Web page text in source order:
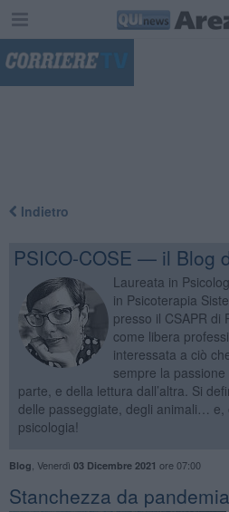
Indietro
PSICO-COSE — il Blog
Laureata in
in Psicoterapia
presso il CSAPR di
come libera
interessata a ciò
sempre la
parte, e della lettura dall’altra. Si
delle passeggiate, degli animali… e,
psicologia!
Blog Venerdì 03 Dicembre 2021 ore 07:00
Stanchezza da pandemia